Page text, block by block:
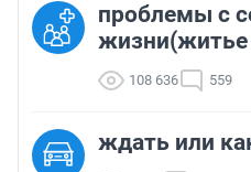
проблемы с
жизни(житье
108 636 559
ждать или